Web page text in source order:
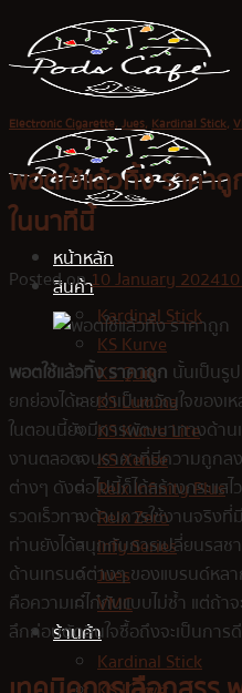
content
หน้าหลัก
สินค้า
Kardinal Stick
KS Kurve
KS Quik
KS Lumina
KS Kurve Lite
KS Xense
Relx Infinity Plus
Relx Zero
Infy Series
Jues
VMC
ร้านค้า
Kardinal Stick
Electronic Cigarette, Jues, Kardinal Stick,
พอตใช้แล้วทิ้ง ราคา
ในนาทีนี้
Posted on10 January 2024
พอตใช้แล้วทิ้ง ราคาถูก นั้นเป็นรู
ยกย่องได้เลยว่าเป็นขวัญใจของเ
ในตอนนี้ยังมีการพัฒนาทางด้านเ
งานตลอดจนราคาที่มีความถูกล
ต่างๆ ดังต่อไปนี้ก็ได้สร้างกระแสไ
รวดเร็วทางด้านการใช้งานจริ
ท่านยังได้สนุกกับการเปลี่ยนรสช
ด้านเทรนด์ต่างๆ ของแบรนด์หล
คือความเก๋ไก๋กันแบบไม่ซ้ำ แต่ถ้า
ลึกก่อนตัดสินใจซื้อถึงจะเป็นการ